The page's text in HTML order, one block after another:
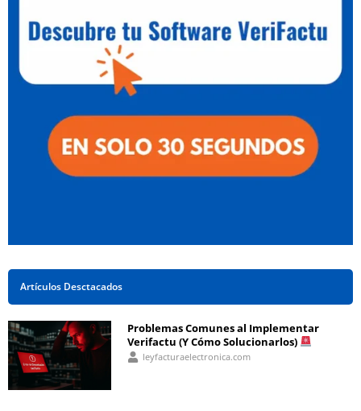
Artículos Desctacados
Problemas Comunes al Implementar
Verifactu (Y Cómo Solucionarlos)
leyfacturaelectronica.com